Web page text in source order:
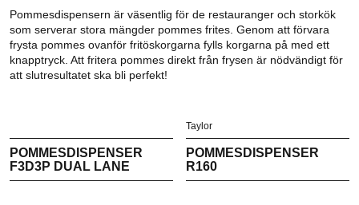
Pommesdispensern är väsentlig för de restauranger och storkök
som serverar stora mängder pommes frites. Genom att förvara
frysta pommes ovanför fritöskorgarna fylls korgarna på med ett
knapptryck. Att fritera pommes direkt från frysen är nödvändigt för
att slutresultatet ska bli perfekt!
POMMESDISPENSER
F3D3P DUAL LANE
Taylor
POMMESDISPENSER
R160